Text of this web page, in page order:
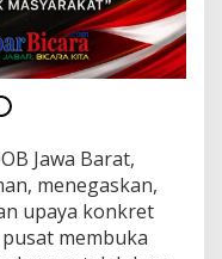
Jawa Barat,
menegaskan,
upaya konkret
membuka